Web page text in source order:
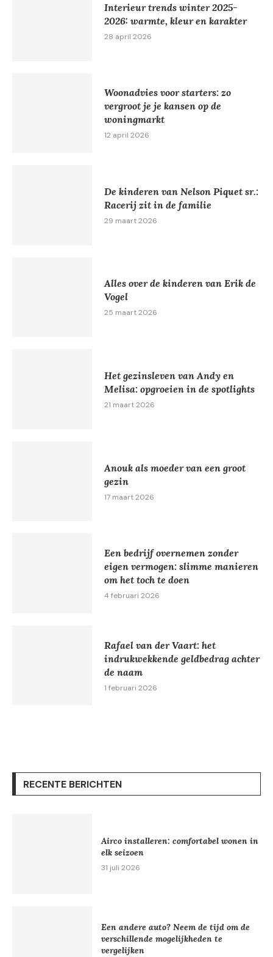
Interieur trends winter 2025-
2026: warmte, kleur en karakter
28 april 2026
Woonadvies voor starters: zo
vergroot je je kansen op de
woningmarkt
12 april 2026
De kinderen van Nelson Piquet sr.:
Racerij zit in de familie
29 maart 2026
Alles over de kinderen van Erik de
Vogel
25 maart 2026
Het gezinsleven van Andy en
Melisa: opgroeien in de spotlights
21 maart 2026
Anouk als moeder van een groot
gezin
17 maart 2026
Een bedrijf overnemen zonder
eigen vermogen: slimme manieren
om het toch te doen
4 februari 2026
Rafael van der Vaart: het
indrukwekkende geldbedrag achter
de naam
1 februari 2026
RECENTE BERICHTEN
Airco installeren: comfortabel wonen in
elk seizoen
31 juli 2026
Een andere auto? Neem de tijd om de
verschillende mogelijkheden te
vergelijken